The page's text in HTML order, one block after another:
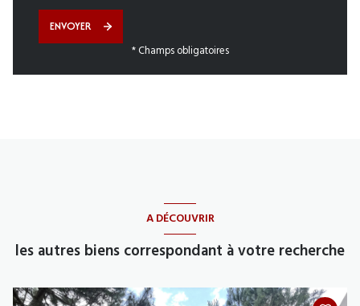
ENVOYER
* Champs obligatoires
A DÉCOUVRIR
les autres biens correspondant à votre recherche